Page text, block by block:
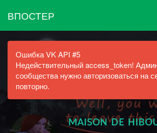
ВПОСТЕР
Ошибка VK API #5
Недействительный access_token!
сообщества нужно авторизоваться на
повторно.
ᴍᴀɪsᴏɴ ᴅᴇ